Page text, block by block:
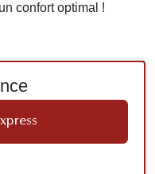
confort optimal !